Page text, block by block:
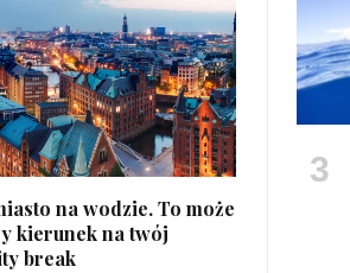
na wodzie. To może
kierunek na twój
break